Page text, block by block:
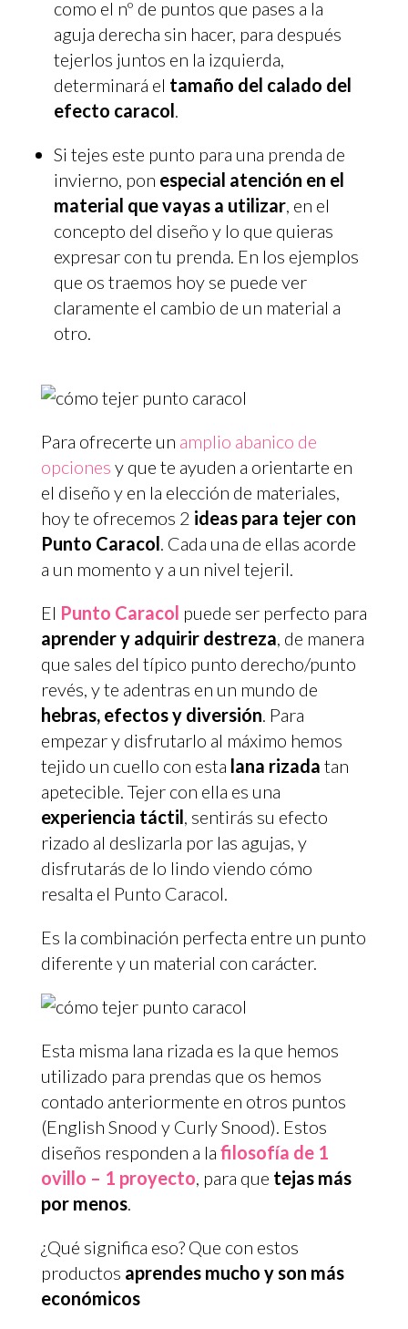
como el nº de puntos que pases a la
aguja derecha sin hacer, para después
tejerlos juntos en la izquierda,
determinará el tamaño del calado del
efecto caracol.
Si tejes este punto para una prenda de
invierno, pon especial atención en el
material que vayas a utilizar, en el
concepto del diseño y lo que quieras
expresar con tu prenda. En los ejemplos
que os traemos hoy se puede ver
claramente el cambio de un material a
otro.
Para ofrecerte un amplio abanico de
opciones y que te ayuden a orientarte en
el diseño y en la elección de materiales,
hoy te ofrecemos 2 ideas para tejer con
Punto Caracol. Cada una de ellas acorde
a un momento y a un nivel tejeril.
El Punto Caracol puede ser perfecto para
aprender y adquirir destreza, de manera
que sales del típico punto derecho/punto
revés, y te adentras en un mundo de
hebras, efectos y diversión. Para
empezar y disfrutarlo al máximo hemos
tejido un cuello con esta lana rizada tan
apetecible. Tejer con ella es una
experiencia táctil, sentirás su efecto
rizado al deslizarla por las agujas, y
disfrutarás de lo lindo viendo cómo
resalta el Punto Caracol.
Es la combinación perfecta entre un punto
diferente y un material con carácter.
Esta misma lana rizada es la que hemos
utilizado para prendas que os hemos
contado anteriormente en otros puntos
(English Snood y Curly Snood). Estos
diseños responden a la filosofía de 1
ovillo – 1 proyecto, para que tejas más
por menos.
¿Qué significa eso? Que con estos
productos aprendes mucho y son más
económicos